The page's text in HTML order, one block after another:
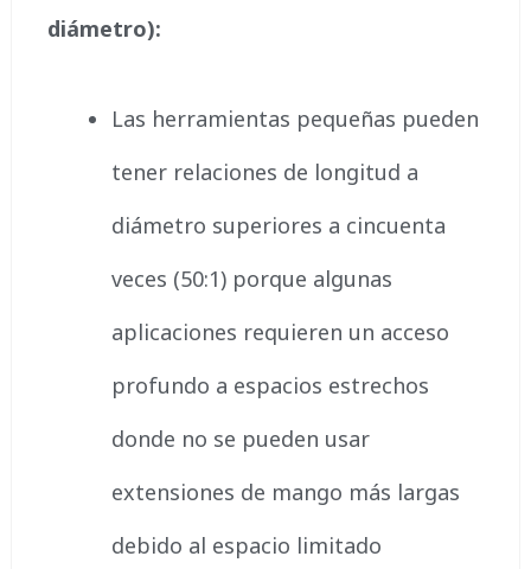
diámetro):
Las herramientas pequeñas pueden
tener relaciones de longitud a
diámetro superiores a cincuenta
veces (50:1) porque algunas
aplicaciones requieren un acceso
profundo a espacios estrechos
donde no se pueden usar
extensiones de mango más largas
debido al espacio limitado